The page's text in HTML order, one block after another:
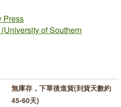
Press
of Southern
無庫存，下單後進貨(到貨天數約
45-60天)